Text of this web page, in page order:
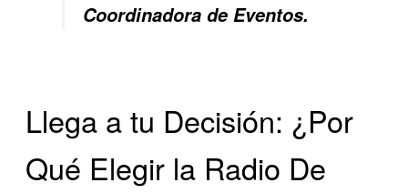
Coordinadora de Eventos.
Llega a tu Decisión: ¿Por
Qué Elegir la Radio De